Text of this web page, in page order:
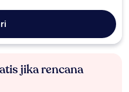
jika rencana